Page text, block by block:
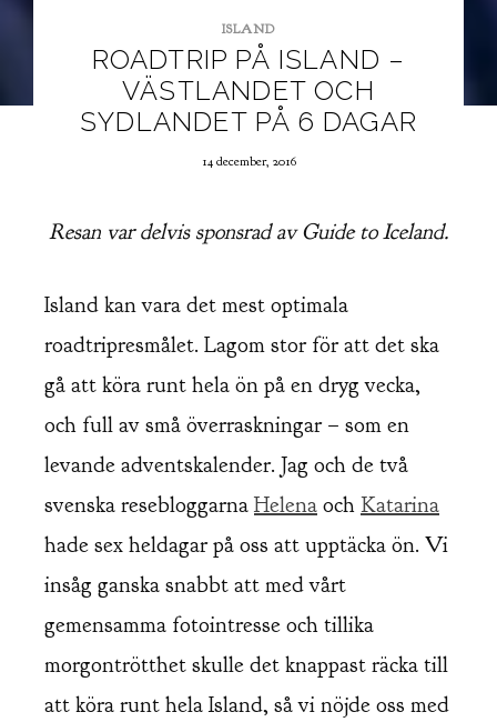
ROADTRIP PÅ ISLAND –
VÄSTLANDET OCH
SYDLANDET PÅ 6 DAGAR
ISLAND
14 december, 2016
Resan var delvis sponsrad av Guide to Iceland.
Island kan vara det mest optimala
roadtripresmålet. Lagom stor för att det ska
gå att köra runt hela ön på en dryg vecka,
och full av små överraskningar – som en
levande adventskalender. Jag och de två
svenska resebloggarna Helena och Katarina
hade sex heldagar på oss att upptäcka ön. Vi
insåg ganska snabbt att med vårt
gemensamma fotointresse och tillika
morgontrötthet skulle det knappast räcka till
att köra runt hela Island, så vi nöjde oss med